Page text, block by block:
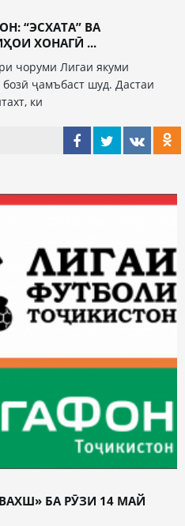
“ЭСХАТА” ВА
ХОНАГӢ ...
чоруми Лигаи якуми
ҷамъбаст шуд. Дастаи
ки
БА РӮЗИ 14 МАЙ